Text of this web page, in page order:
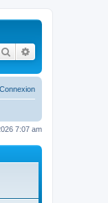
Rechercher
Connexion
7:07 am